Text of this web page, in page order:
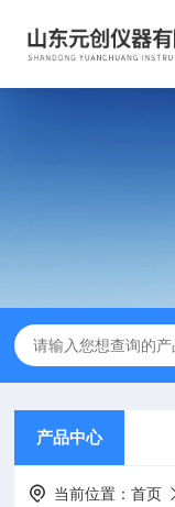
产品中心
当前位置：首页